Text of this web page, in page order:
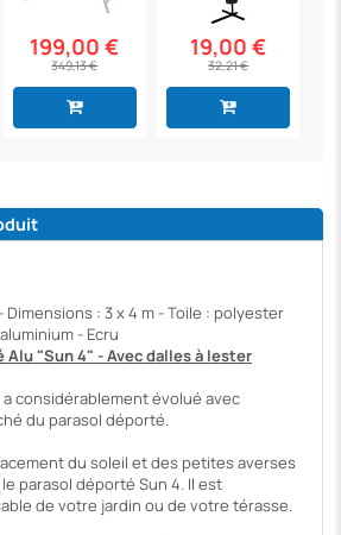
199,00 €
349,13 €
19,00 €
32,21 €
Dimensions : 3 x 4 m - Toile : polyester
- Ecru
Alu "Sun 4" - Avec dalles à lester
considérablement évolué avec
du parasol déporté.
du soleil et des petites averses
parasol déporté Sun 4. Il est
de votre jardin ou de votre térasse.